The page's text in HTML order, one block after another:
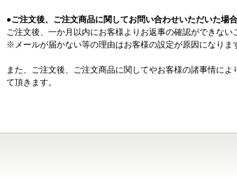
●ご注文後、ご注文商品に関してお問い合わせいただいた場合
ご注文後、一か月以内にお客様よりお返事の確認ができな
※メールが届かない等の理由はお客様の設定が原因になりま
また、ご注文後、ご注文商品に関してやお客様の諸事情に
て頂きます。